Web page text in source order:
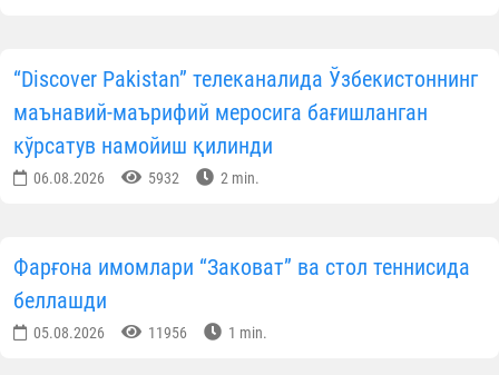
“Discover Pakistan” телеканалида Ўзбекистоннинг
маънавий-маърифий меросига бағишланган
кўрсатув намойиш қилинди
06.08.2026 5932 2 min.
Фарғона имомлари “Заковат” ва стол теннисида
беллашди
05.08.2026 11956 1 min.